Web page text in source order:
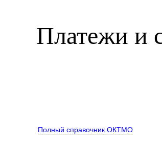
Платежи и
Полный справочник ОКТМО